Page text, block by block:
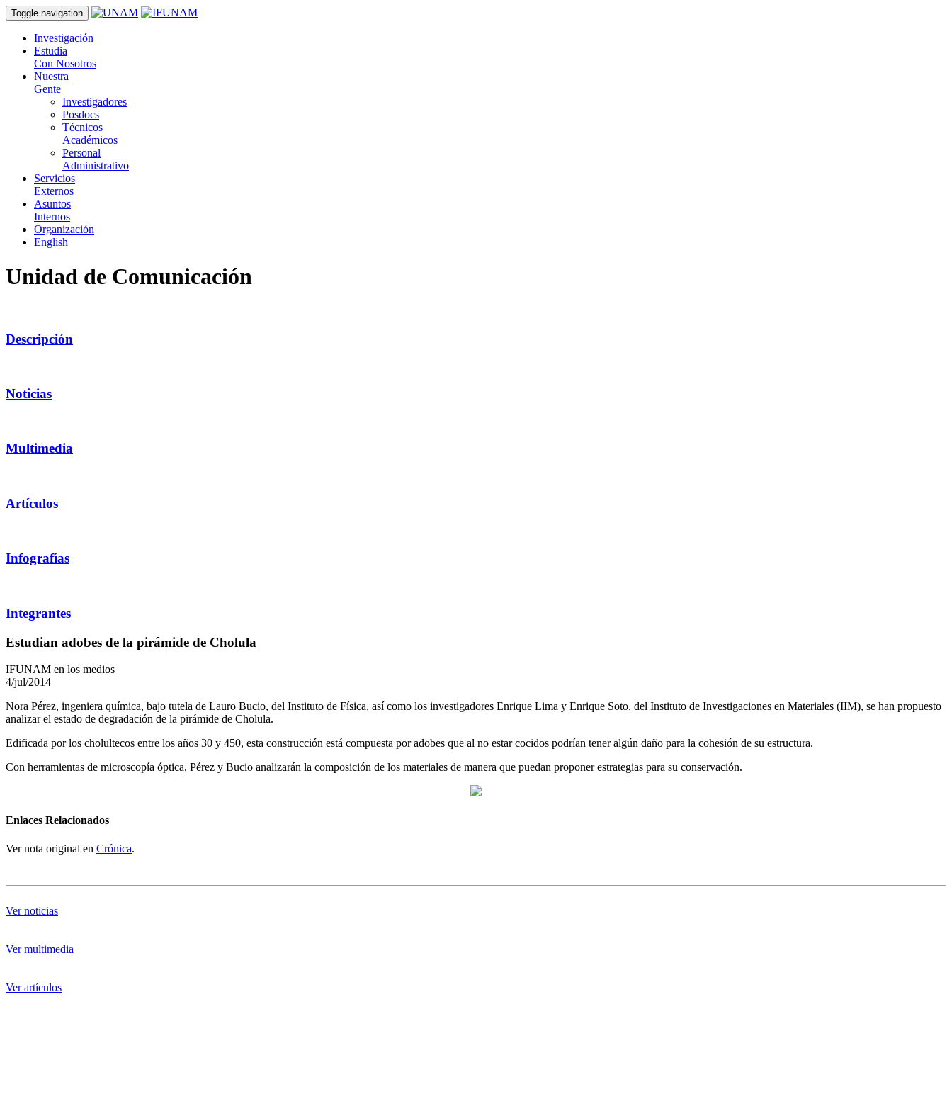
Toggle navigation
Investigación
Estudia
Con Nosotros
Nuestra
Gente
Investigadores
Posdocs
Técnicos
Académicos
Personal
Administrativo
Servicios
Externos
Asuntos
Internos
Organización
English
Unidad de Comunicación
Descripción
Noticias
Multimedia
Artículos
Infografías
Integrantes
Estudian adobes de la pirámide de Cholula
IFUNAM en los medios
4/jul/2014
Nora Pérez, ingeniera química, bajo tutela de Lauro Bucio, del Instituto de Física, así como los investigadores Enrique Lima y Enrique Soto, del Instituto de Investigaciones en Materiales (IIM), se han propuesto
analizar el estado de degradación de la pirámide de Cholula.
Edificada por los cholultecos entre los años 30 y 450, esta construcción está compuesta por adobes que al no estar cocidos podrían tener algún daño para la cohesión de su estructura.
Con herramientas de microscopía óptica, Pérez y Bucio analizarán la composición de los materiales de manera que puedan proponer estrategias para su conservación.
Enlaces Relacionados
Ver nota original en Crónica.
Ver noticias
Ver multimedia
Ver artículos